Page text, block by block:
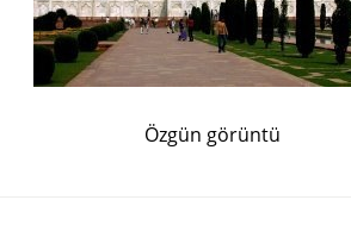
Özgün görüntü